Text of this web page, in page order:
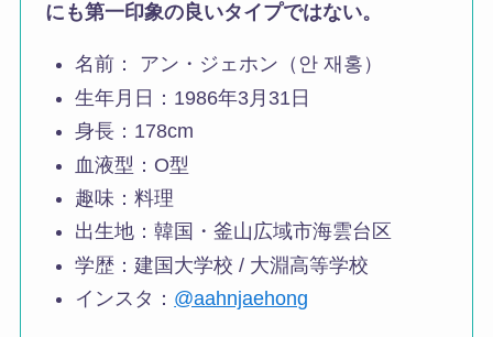
にも第一印象の良いタイプではない。
名前： アン・ジェホン（안 재홍）
生年月日：1986年3月31日
身長：178cm
血液型：O型
趣味：料理
出生地：韓国・釜山広域市海雲台区
学歴：建国大学校 / 大淵高等学校
インスタ： @aahnjaehong